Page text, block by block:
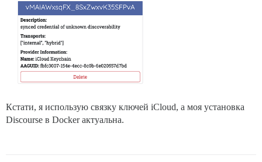
Кстати, я использую связку ключей iCloud, а моя установка
Discourse в Docker актуальна.